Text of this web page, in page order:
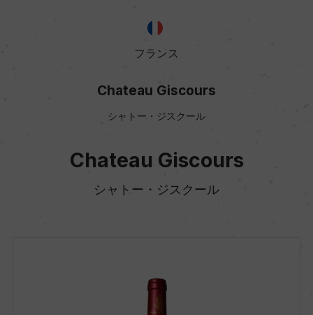
フランス
Chateau Giscours
シャトー・ジスクール
Chateau Giscours
シャトー・ジスクール